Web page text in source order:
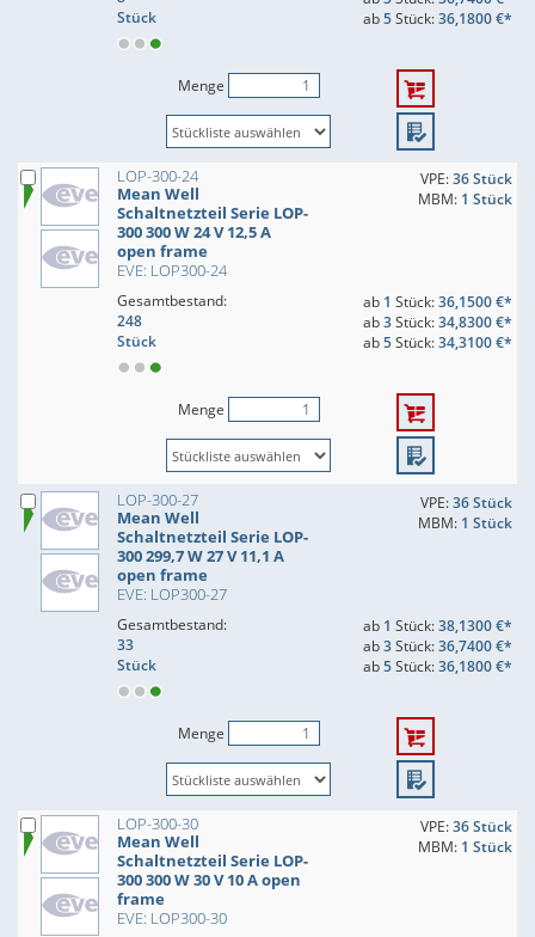
Stück
ab5Stück:36,1800 €*
Menge
LOP-300-24
Mean Well
Schaltnetzteil Serie LOP-
300 300 W 24 V 12,5 A
open frame
EVE: LOP300-24
VPE:36 Stück
MBM: 1 Stück
Gesamtbestand:
248
Stück
ab 1 Stück:36,1500 €*
ab3Stück:34,8300 €*
ab5Stück:34,3100 €*
Menge
LOP-300-27
Mean Well
Schaltnetzteil Serie LOP-
300 299,7 W 27 V 11,1 A
open frame
EVE: LOP300-27
VPE:36 Stück
MBM: 1 Stück
Gesamtbestand:
33
Stück
ab 1 Stück:38,1300 €*
ab3Stück:36,7400 €*
ab5Stück:36,1800 €*
Menge
LOP-300-30
Mean Well
Schaltnetzteil Serie LOP-
300 300 W 30 V 10 A open
frame
EVE: LOP300-30
VPE:36 Stück
MBM: 1 Stück